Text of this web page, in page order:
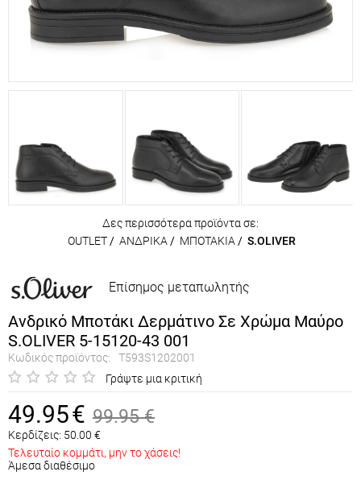
Δες περισσότερα προϊόντα σε:
OUTLET / ΑΝΔΡΙΚΑ / ΜΠΟΤΑΚΙΑ / S.OLIVER
Επίσημος μεταπωλητής
Ανδρικό Μποτάκι Δερμάτινο Σε Χρώμα Μαύρο
S.OLIVER 5-15120-43 001
Κωδικός προϊόντος:
T593S1202001
Γράψτε μια κριτική
49.95€ 99.95 €
Κερδίζεις: 50.00 €
Τελευταίο κομμάτι, μην το χάσεις!
Άμεσα διαθέσιμο